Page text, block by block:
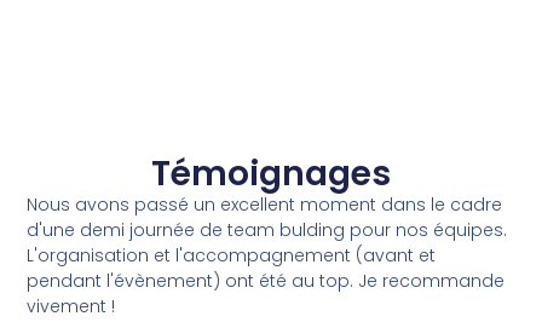
Témoignages
Nous avons passé un excellent moment dans le cadre
d'une demi journée de team bulding pour nos équipes.
L'organisation et l'accompagnement (avant et
pendant l'évènement) ont été au top. Je recommande
vivement !